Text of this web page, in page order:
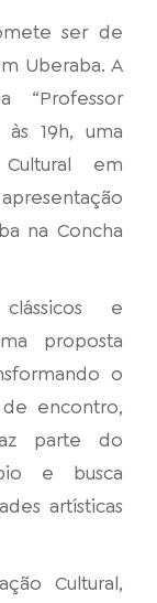
ser de
Uberaba. A
“Professor
às 19h, uma
em
na Concha
e
proposta
o
encontro,
parte do
e busca
artísticas
Cultural,